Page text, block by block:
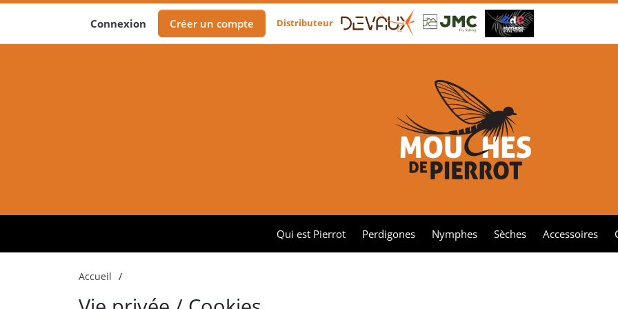
Connexion Créer un compte Distributeur
Qui est Pierrot Perdigones Nymphes Sèches Accessoires
Accueil /